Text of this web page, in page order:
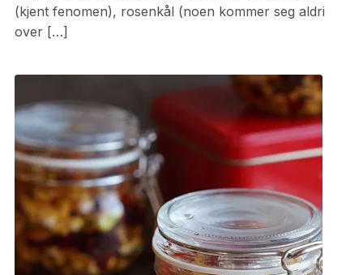
(kjent fenomen), rosenkål (noen kommer seg aldri
over […]